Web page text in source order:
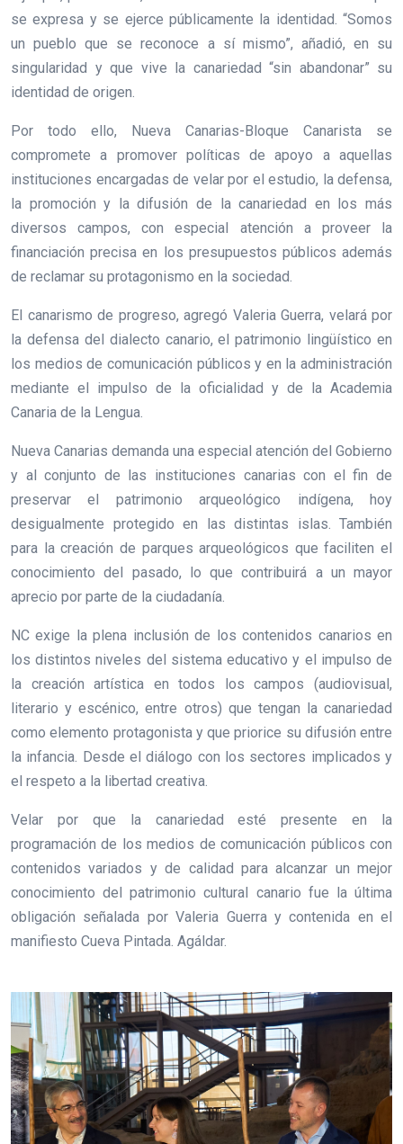
se expresa y se ejerce públicamente la identidad. “Somos
un pueblo que se reconoce a sí mismo”, añadió, en su
singularidad y que vive la canariedad “sin abandonar” su
identidad de origen.
Por todo ello, Nueva Canarias-Bloque Canarista se
compromete a promover políticas de apoyo a aquellas
instituciones encargadas de velar por el estudio, la defensa,
la promoción y la difusión de la canariedad en los más
diversos campos, con especial atención a proveer la
financiación precisa en los presupuestos públicos además
de reclamar su protagonismo en la sociedad.
El canarismo de progreso, agregó Valeria Guerra, velará por
la defensa del dialecto canario, el patrimonio lingüístico en
los medios de comunicación públicos y en la administración
mediante el impulso de la oficialidad y de la Academia
Canaria de la Lengua.
Nueva Canarias demanda una especial atención del Gobierno
y al conjunto de las instituciones canarias con el fin de
preservar el patrimonio arqueológico indígena, hoy
desigualmente protegido en las distintas islas. También
para la creación de parques arqueológicos que faciliten el
conocimiento del pasado, lo que contribuirá a un mayor
aprecio por parte de la ciudadanía.
NC exige la plena inclusión de los contenidos canarios en
los distintos niveles del sistema educativo y el impulso de
la creación artística en todos los campos (audiovisual,
literario y escénico, entre otros) que tengan la canariedad
como elemento protagonista y que priorice su difusión entre
la infancia. Desde el diálogo con los sectores implicados y
el respeto a la libertad creativa.
Velar por que la canariedad esté presente en la
programación de los medios de comunicación públicos con
contenidos variados y de calidad para alcanzar un mejor
conocimiento del patrimonio cultural canario fue la última
obligación señalada por Valeria Guerra y contenida en el
manifiesto Cueva Pintada. Agáldar.